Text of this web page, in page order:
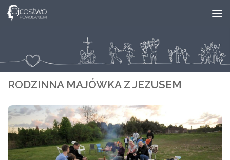
Skip to content
RODZINNA MAJÓWKA Z JEZUSEM